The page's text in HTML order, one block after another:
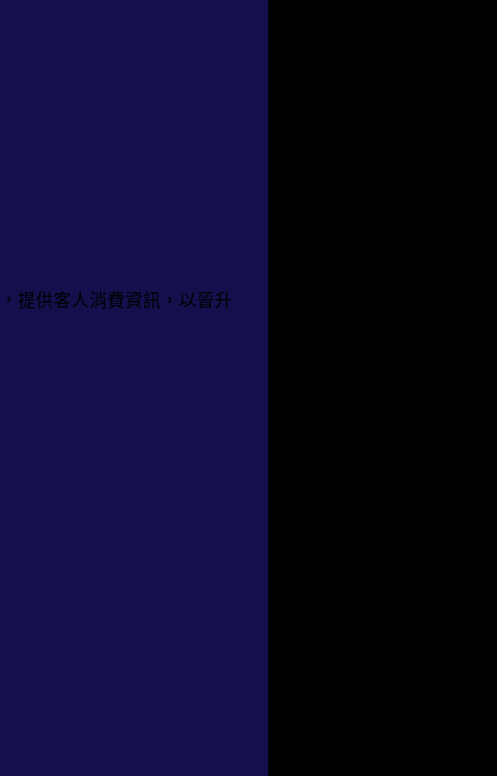
提供客人消費資訊，以晉升